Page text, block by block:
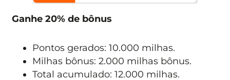
Ganhe 20% de bônus
Pontos gerados: 10.000 milhas.
Milhas bônus: 2.000 milhas bônus.
Total acumulado: 12.000 milhas.